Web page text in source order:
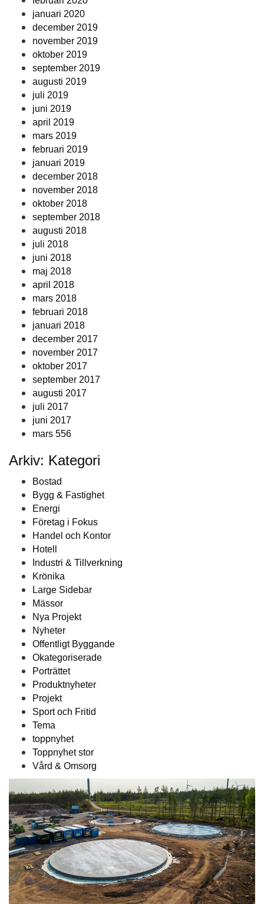
januari 2020
december 2019
november 2019
oktober 2019
september 2019
augusti 2019
juli 2019
juni 2019
april 2019
mars 2019
februari 2019
januari 2019
december 2018
november 2018
oktober 2018
september 2018
augusti 2018
juli 2018
juni 2018
maj 2018
april 2018
mars 2018
februari 2018
januari 2018
december 2017
november 2017
oktober 2017
september 2017
augusti 2017
juli 2017
juni 2017
mars 556
Arkiv: Kategori
Bostad
Bygg & Fastighet
Energi
Företag i Fokus
Handel och Kontor
Hotell
Industri & Tillverkning
Krönika
Large Sidebar
Mässor
Nya Projekt
Nyheter
Offentligt Byggande
Okategoriserade
Porträttet
Produktnyheter
Projekt
Sport och Fritid
Tema
toppnyhet
Toppnyhet stor
Vård & Omsorg